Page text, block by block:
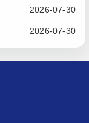
2026-07-30
2026-07-30